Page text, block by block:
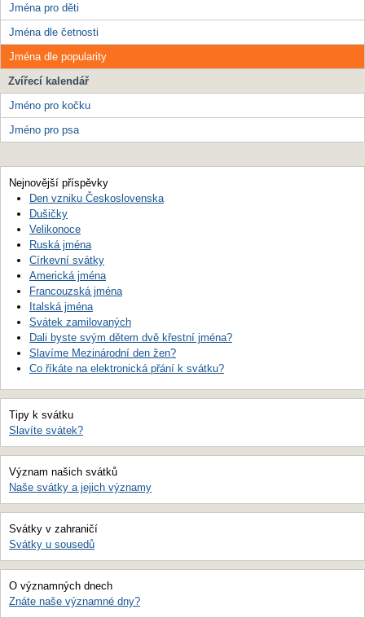
Jména pro děti
Jména dle četnosti
Jména dle popularity
Zvířecí kalendář
Jméno pro kočku
Jméno pro psa
Nejnovější příspěvky
Den vzniku Československa
Dušičky
Velikonoce
Ruská jména
Církevní svátky
Americká jména
Francouzská jména
Italská jména
Svátek zamilovaných
Dali byste svým dětem dvě křestní jména?
Slavíme Mezinárodní den žen?
Co říkáte na elektronická přání k svátku?
Tipy k svátku
Slavíte svátek?
Význam našich svátků
Naše svátky a jejich významy
Svátky v zahraničí
Svátky u sousedů
O významných dnech
Znáte naše významné dny?